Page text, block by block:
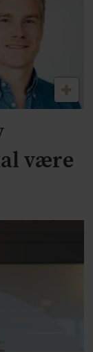
være